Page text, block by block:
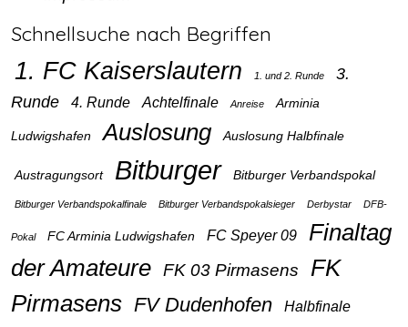
Schnellsuche nach Begriffen
1. FC Kaiserslautern 1. und 2. Runde
3.
Runde
4. Runde Achtelfinale Anreise Arminia
Ludwigshafen Auslosung Auslosung Halbfinale
Austragungsort Bitburger Bitburger Verbandspokal
Bitburger Verbandspokalfinale Bitburger Verbandspokalsieger Derbystar DFB-
Pokal FC Arminia Ludwigshafen FC Speyer 09
Finaltag
der Amateure FK 03 Pirmasens
FK
Pirmasens FV Dudenhofen Halbfinale